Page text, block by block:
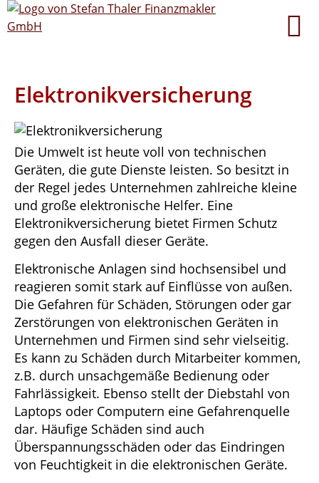
Elektronikversicherung
Die Umwelt ist heute voll von technischen
Geräten, die gute Dienste leisten. So besitzt in
der Regel jedes Unternehmen zahlreiche kleine
und große elektronische Helfer. Eine
Elektronikversicherung bietet Firmen Schutz
gegen den Ausfall dieser Geräte.
Elektronische Anlagen sind hochsensibel und
reagieren somit stark auf Einflüsse von außen.
Die Gefahren für Schäden, Störungen oder gar
Zerstörungen von elektronischen Geräten in
Unternehmen und Firmen sind sehr vielseitig.
Es kann zu Schäden durch Mitarbeiter kommen,
z.B. durch unsachgemäße Bedienung oder
Fahrlässigkeit. Ebenso stellt der Diebstahl von
Laptops oder Computern eine Gefahrenquelle
dar. Häufige Schäden sind auch
Überspannungsschäden oder das Eindringen
von Feuchtigkeit in die elektronischen Geräte.